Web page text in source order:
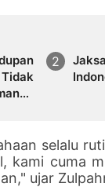
selalu
kami cuma
ujar